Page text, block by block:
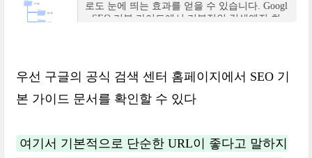
로도 눈에 띄는 효과를 얻을 수 있습니다. Googl
e SEO 기본 가이드에서 기본적인 검색엔진 최
우선 구글의 공식 검색 센터 홈페이지에서 SEO 기
본 가이드 문서를 확인할 수 있다
여기서 기본적으로 단순한 URL이 좋다고 말하지